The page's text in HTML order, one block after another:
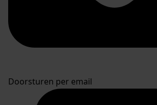
Doorsturen per email